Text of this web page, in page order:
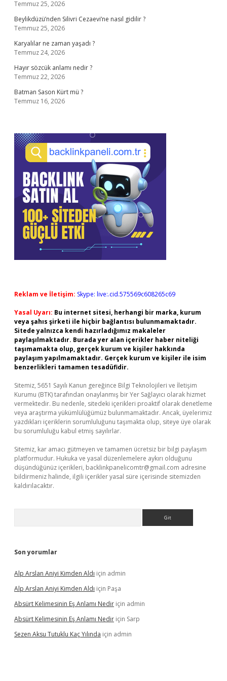
Temmuz 25, 2026
Beylikdüzü’nden Silivri Cezaevi’ne nasıl gidilir ?
Temmuz 25, 2026
Karyalılar ne zaman yaşadı ?
Temmuz 24, 2026
Hayır sözcük anlamı nedir ?
Temmuz 22, 2026
Batman Sason Kürt mü ?
Temmuz 16, 2026
Reklam ve İletişim: Skype: live:.cid.575569c608265c69
Yasal Uyarı: Bu internet sitesi, herhangi bir marka, kurum
veya şahıs şirketi ile hiçbir bağlantısı bulunmamaktadır.
Sitede yalnızca kendi hazırladığımız makaleler
paylaşılmaktadır. Burada yer alan içerikler haber niteliği
taşımamakta olup, gerçek kurum ve kişiler hakkında
paylaşım yapılmamaktadır. Gerçek kurum ve kişiler ile isim
benzerlikleri tamamen tesadüfidir.
Sitemiz, 5651 Sayılı Kanun gereğince Bilgi Teknolojileri ve İletişim
Kurumu (BTK) tarafından onaylanmış bir Yer Sağlayıcı olarak hizmet
vermektedir. Bu nedenle, sitedeki içerikleri proaktif olarak denetleme
veya araştırma yükümlülüğümüz bulunmamaktadır. Ancak, üyelerimiz
yazdıkları içeriklerin sorumluluğunu taşımakta olup, siteye üye olarak
bu sorumluluğu kabul etmiş sayılırlar.
Sitemiz, kar amacı gütmeyen ve tamamen ücretsiz bir bilgi paylaşım
platformudur. Hukuka ve yasal düzenlemelere aykırı olduğunu
düşündüğünüz içerikleri, backlinkpanelicomtr@gmail.com adresine
bildirmeniz halinde, ilgili içerikler yasal süre içerisinde sitemizden
kaldırılacaktır.
Son yorumlar
Alp Arslan Aniyi Kimden Aldı için admin
Alp Arslan Aniyi Kimden Aldı için Paşa
Absürt Kelimesinin Eş Anlamı Nedir için admin
Absürt Kelimesinin Eş Anlamı Nedir için Sarp
Sezen Aksu Tutuklu Kaç Yılında için admin